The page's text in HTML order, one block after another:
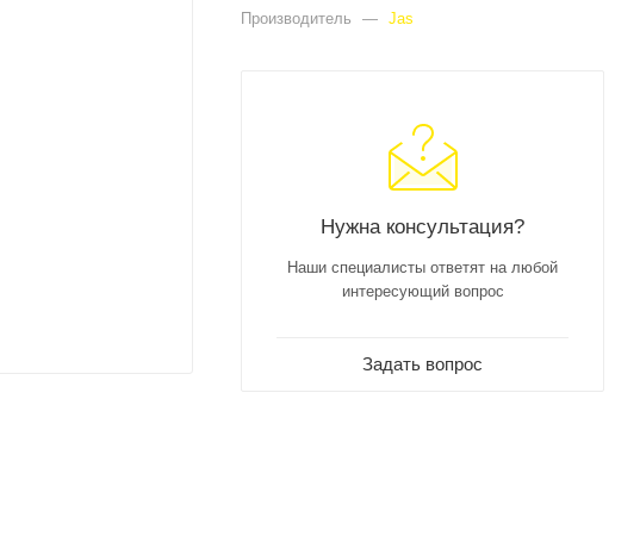
Производитель
— Jas
Нужна консультация?
Наши специалисты ответят на любой
интересующий вопрос
Задать вопрос